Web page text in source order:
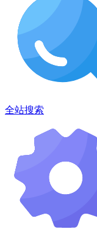
全站搜索